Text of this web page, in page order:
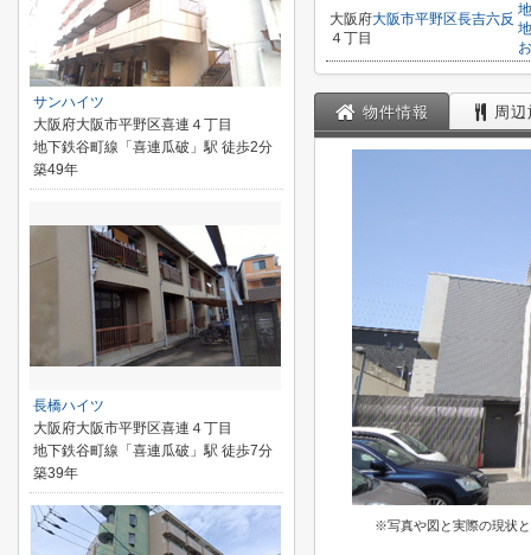
大阪府大阪市平野区長吉六反
４丁目
物件情報 周
※写真や図と実際の現状
サンハイツ
大阪府大阪市平野区喜連４丁目
地下鉄谷町線「喜連瓜破」駅 徒歩2分
築49年
長橋ハイツ
大阪府大阪市平野区喜連４丁目
地下鉄谷町線「喜連瓜破」駅 徒歩7分
築39年